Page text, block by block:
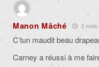
Manon Mâché 2 mois
C’tun maudit beau
Carney a réussi à me